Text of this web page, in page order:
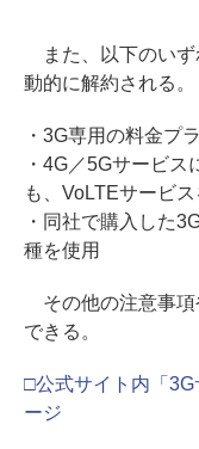
また、以下のいず
動的に解約される。
・3G専用の料金プ
・4G／5Gサービ
も、VoLTEサービ
・同社で購入した
種を使用
その他の注意事項
できる。
□公式サイト内「
ージ